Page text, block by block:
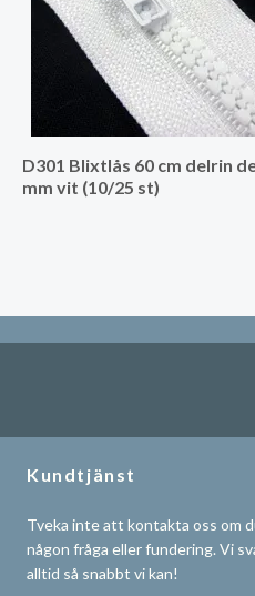
D301 Blixtlås 60 cm delrin
mm vit (10/25 st)
Kundtjänst
Tveka inte att kontakta oss om
någon fråga eller fundering. Vi
alltid så snabbt vi kan!